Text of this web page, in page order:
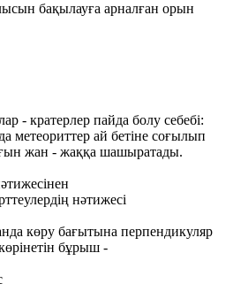
бақылауға арналған орын
- кратерлер пайда болу себебі:
метеориттер ай бетіне соғылып
жан - жаққа шашыратады.
нәтижесі
көру бағытына перпендикуляр
бұрыш -